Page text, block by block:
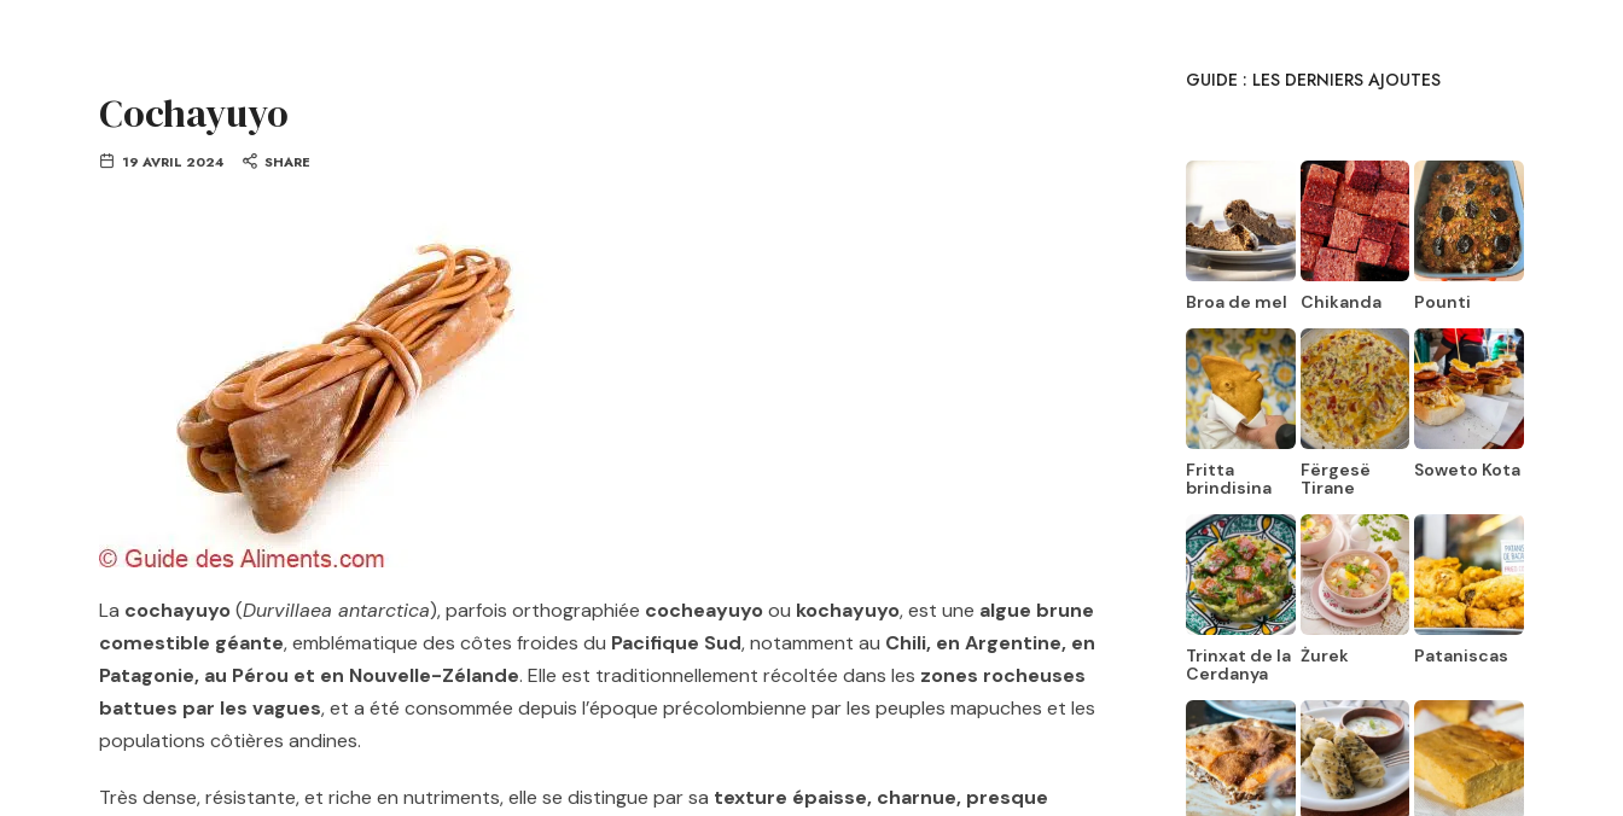
Cochayuyo
19 AVRIL 2024 SHARE
La cochayuyo(Durvillaea antarctica), parfois orthographiée cocheayuyoou kochayuyo, est une algue brune
comestible géante, emblématique des côtes froides du Pacifique Sud, notamment au Chili, en Argentine, en
Patagonie, au Pérou et en Nouvelle-Zélande. Elle est traditionnellement récoltée dans les zones rocheuses
battues par les vagues, et a été consommée depuis l’époque précolombienne par les peuples mapuches et les
populations côtières andines.
Très dense, résistante, et riche en nutriments, elle se distingue par sa texture épaisse, charnue, presque
GUIDE : LES DERNIERS AJOUTES
Broa de mel Chikanda Pounti
Fritta
brindisina
Fërgesë
Tirane
Soweto Kota
Trinxat de la
Cerdanya
Żurek Pataniscas